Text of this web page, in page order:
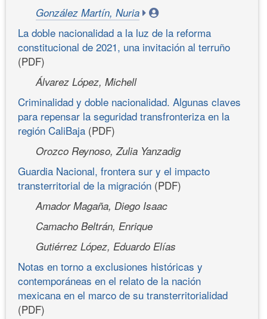
González Martín, Nuria
La doble nacionalidad a la luz de la reforma
constitucional de 2021, una invitación al terruño
(PDF)
Álvarez López, Michell
Criminalidad y doble nacionalidad. Algunas claves
para repensar la seguridad transfronteriza en la
región CaliBaja (PDF)
Orozco Reynoso, Zulia Yanzadig
Guardia Nacional, frontera sur y el impacto
transterritorial de la migración (PDF)
Amador Magaña, Diego Isaac
Camacho Beltrán, Enrique
Gutiérrez López, Eduardo Elías
Notas en torno a exclusiones históricas y
contemporáneas en el relato de la nación
mexicana en el marco de su transterritorialidad
(PDF)